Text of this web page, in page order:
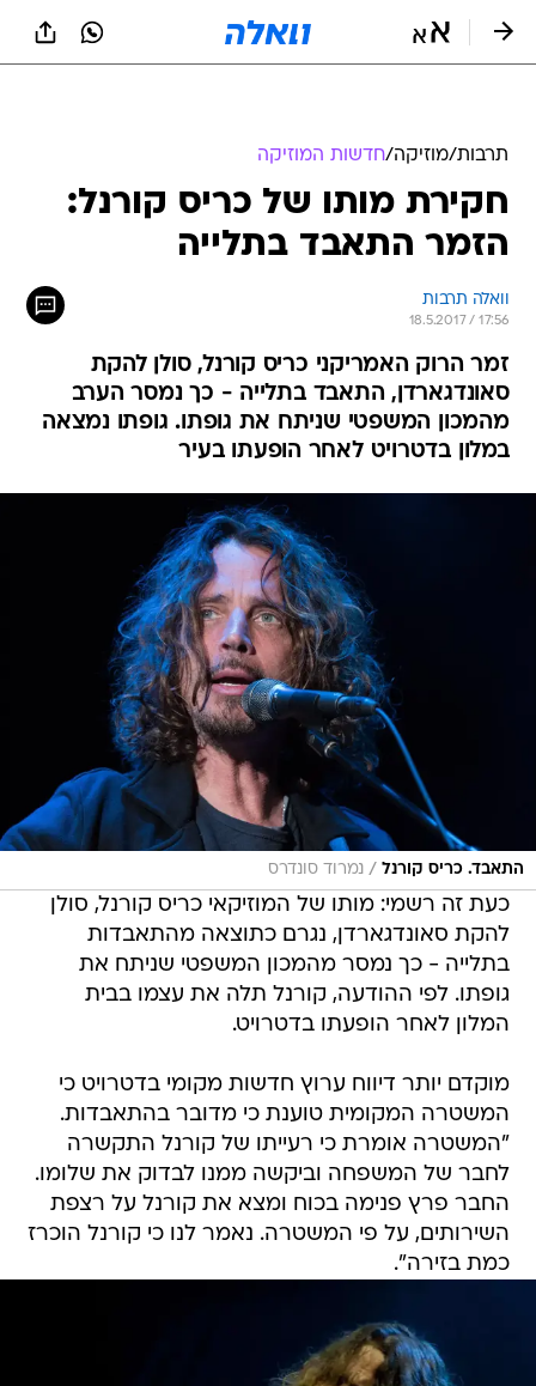
תרבות/מוזיקה/חדשות המוזיקה
חקירת מותו של כריס קורנל:
הזמר התאבד בתלייה
וואלה תרבות
18.5.2017 / 17:56
זמר הרוק האמריקני כריס קורנל, סולן להקת
סאונדגארדן, התאבד בתלייה - כך נמסר הערב
מהמכון המשפטי שניתח את גופתו. גופתו נמצאה
במלון בדטרויט לאחר הופעתו בעיר
התאבד. כריס קורנל / נמרוד סונדרס
כעת זה רשמי: מותו של המוזיקאי כריס קורנל, סולן
להקת סאונדגארדן, נגרם כתוצאה מהתאבדות
בתלייה - כך נמסר מהמכון המשפטי שניתח את
גופתו. לפי ההודעה, קורנל תלה את עצמו בבית
המלון לאחר הופעתו בדטרויט.
מוקדם יותר דיווח ערוץ חדשות מקומי בדטרויט כי
המשטרה המקומית טוענת כי מדובר בהתאבדות.
"המשטרה אומרת כי רעייתו של קורנל התקשרה
לחבר של המשפחה וביקשה ממנו לבדוק את שלומו.
החבר פרץ פנימה בכוח ומצא את קורנל על רצפת
השירותים, על פי המשטרה. נאמר לנו כי קורנל הוכרז
כמת בזירה".